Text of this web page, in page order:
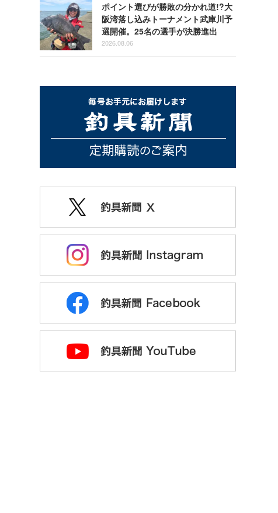
ポイント選びが勝敗の分かれ道!?大
阪湾落し込みトーナメント武庫川予
選開催。25名の選手が決勝進出
2026.08.06